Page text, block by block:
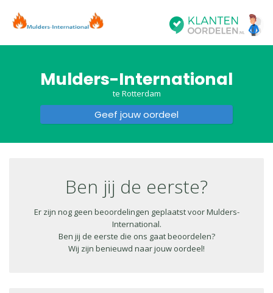
Mulders-International
te Rotterdam
Geef jouw oordeel
Ben jij de eerste?
Er zijn nog geen beoordelingen geplaatst voor Mulders-
International.
Ben jij de eerste die ons gaat beoordelen?
Wij zijn benieuwd naar jouw oordeel!
Beoordeel Mulders-International
Sparrendaal 80 , 3075 ZM Rotterdam
Selecteer jouw oordeel: